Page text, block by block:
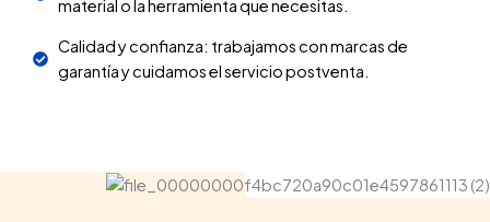
material o la herramienta que necesitas.
Calidad y confianza: trabajamos con marcas de
garantía y cuidamos el servicio postventa.